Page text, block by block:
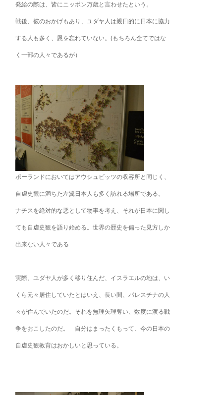
発給の際は、皆にニッポン万歳と言わせたという。
戦後、彼のおかげもあり、ユダヤ人は親日的に日本に協力
する人も多く、恩を忘れていない。(もちろん全てではな
く一部の人々であるが）
ポーランドにおいてはアウシュビッツの収容所と同じく、
自虐史観に満ちた左翼日本人も多く訪れる場所である。
ナチスを絶対的な悪として物事を考え、それが日本に関し
ても自虐史観を語り始める。世界の歴史を偏った見方しか
出来ない人々である
実際、ユダヤ人が多く移り住んだ、イスラエルの地は、い
くら元々居住していたとはいえ、長い間、パレスチナの人
々が住んでいたのだ。それを無理矢理奪い、数度に渡る戦
争をおこしたのだ。 自分はまったくもって、今の日本の
自虐史観教育はおかしいと思っている。